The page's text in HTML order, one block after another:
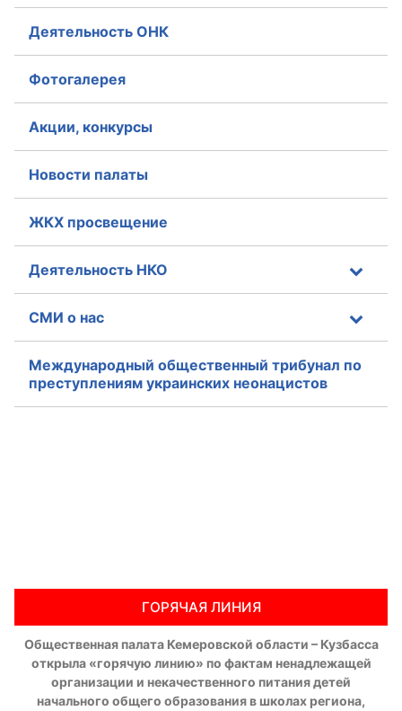
Деятельность ОНК
Фотогалерея
Акции, конкурсы
Новости палаты
ЖКХ просвещение
Деятельность НКО
СМИ о нас
Международный общественный трибунал по
преступлениям украинских неонацистов
ГОРЯЧАЯ ЛИНИЯ
Общественная палата Кемеровской области – Кузбасса
открыла «горячую линию» по фактам ненадлежащей
организации и некачественного питания детей
начального общего образования в школах региона,